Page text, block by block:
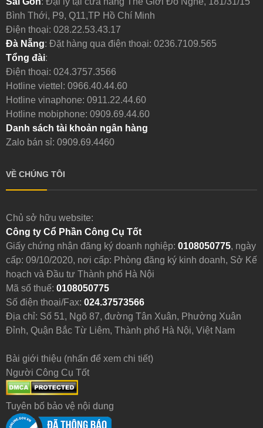
Bình Thới, P9, Q11,TP Hồ Chí Minh
Điện thoại: 028.22.53.43.17
Đà Nẵng: Đặt hàng qua điện thoại: 0236.7109.565
Tổng đài:
Điện thoại: 024.3757.3566
Hotline viettel: 0966.40.44.60
Hotline vinaphone: 0911.22.44.60
Hotline mobiphone: 0909.69.44.60
Danh sách tài khoản ngân hàng
Zalo bán sỉ: 0909.69.4460
VỀ CHÚNG TÔI
Chủ sở hữu website:
Công ty Cổ Phần Công Cụ Tốt
Giấy chứng nhận đăng ký doanh nghiệp: 0108050775, ngày
cấp: 09/10/2020, nơi cấp: Phòng đăng ký kinh doanh, Sở Kế
hoạch và Đầu tư Thành phố Hà Nội
Mã số thuế: 0108050775
Số điện thoại/Fax: 024.37573566
Địa chỉ: Số 51, Ngõ 87, đường Tân Xuân, Phường Xuân
Đỉnh, Quận Bắc Từ Liêm, Thành phố Hà Nội, Việt Nam
Bài giới thiệu (nhấn để xem chi tiết)
Người Công Cụ Tốt
Tuyên bố bảo vệ nội dung